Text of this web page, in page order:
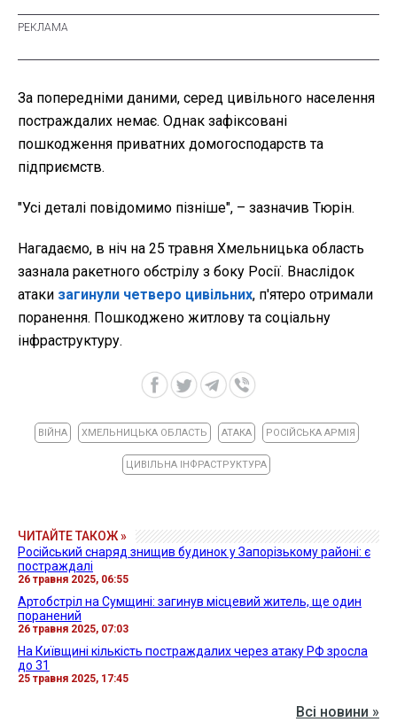
За попередніми даними, серед цивільного населення
постраждалих немає. Однак зафіксовані
пошкодження приватних домогосподарств та
підприємств.
"Усі деталі повідомимо пізніше", – зазначив Тюрін.
Нагадаємо, в ніч на 25 травня Хмельницька область
зазнала ракетного обстрілу з боку Росії. Внаслідок
атаки загинули четверо цивільних, п'ятеро отримали
поранення. Пошкоджено житлову та соціальну
інфраструктуру.
ВІЙНА ХМЕЛЬНИЦЬКА ОБЛАСТЬ АТАКА РОСІЙСЬКА АРМІЯ
ЦИВІЛЬНА ІНФРАСТРУКТУРА
ЧИТАЙТЕ ТАКОЖ »
Російський снаряд знищив будинок у Запорізькому районі: є
постраждалі
26 травня 2025, 06:55
Артобстріл на Сумщині: загинув місцевий житель, ще один
поранений
26 травня 2025, 07:03
На Київщині кількість постраждалих через атаку РФ зросла
до 31
25 травня 2025, 17:45
Всі новини »